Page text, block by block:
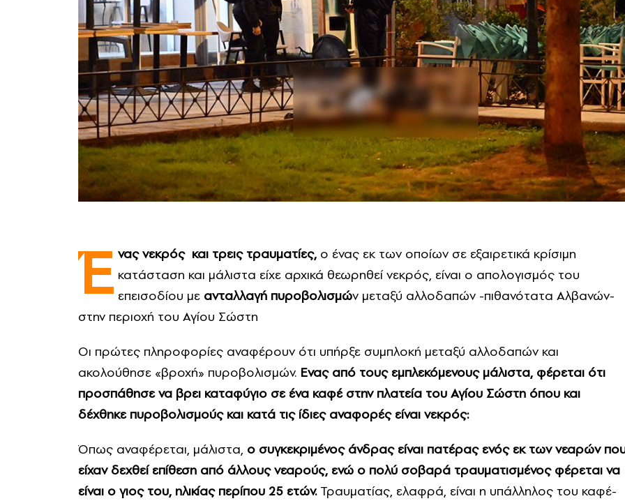
Έ νας νεκρός και τρεις τραυματίες, ο ένας εκ των οποίων σε εξαιρετικά κρίσιμη
κατάσταση και μάλιστα είχε αρχικά θεωρηθεί νεκρός, είναι ο απολογισμός του
επεισοδίου με ανταλλαγή πυροβολισμών μεταξύ αλλοδαπών -πιθανότατα Αλβανών-
στην περιοχή του Αγίου Σώστη
Οι πρώτες πληροφορίες αναφέρουν ότι υπήρξε συμπλοκή μεταξύ αλλοδαπών και
ακολούθησε «βροχή» πυροβολισμών. Ενας από τους εμπλεκόμενους μάλιστα, φέρεται ότι
προσπάθησε να βρει καταφύγιο σε ένα καφέ στην πλατεία του Αγίου Σώστη όπου και
δέχθηκε πυροβολισμούς και κατά τις ίδιες αναφορές είναι νεκρός:
Όπως αναφέρεται, μάλιστα, ο συγκεκριμένος άνδρας είναι πατέρας ενός εκ των νεαρών
είχαν δεχθεί επίθεση από άλλους νεαρούς, ενώ ο πολύ σοβαρά τραυματισμένος φέρεται να
είναι ο γιος του, ηλικίας περίπου 25 ετών.Τραυματίας, ελαφρά, είναι η υπάλληλος του καφέ-